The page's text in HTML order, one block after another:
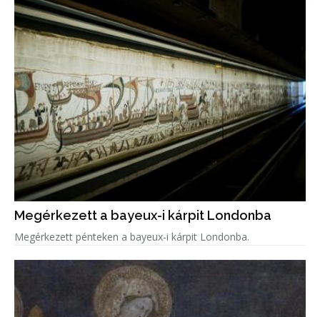
Megérkezett a bayeux-i kárpit Londonba
Megérkezett pénteken a bayeux-i kárpit Londonba.